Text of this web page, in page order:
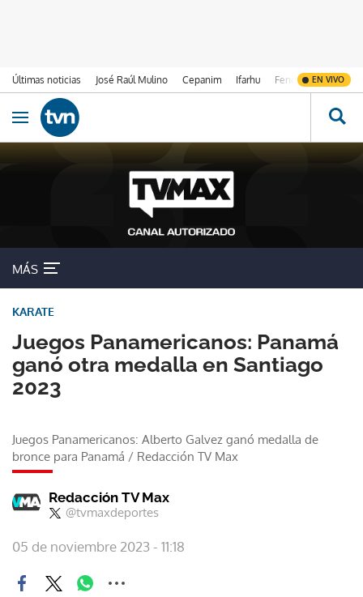
Últimas noticias José Raúl Mulino Cepanim Ifarhu Fenómeno de El
EN VIVO
Ir al contenido
Obrir navegació
MÁS
Juegos Panamericanos: Panamá
ganó otra medalla en Santiago
2023
KARATE
Juegos Panamericanos: Alberto Galvez ganó medalla de
bronce para Panamá / Redacción TV Max
Redacción TV Max
@tvmaxdeportes
05 de noviembre 2023 - 11:18